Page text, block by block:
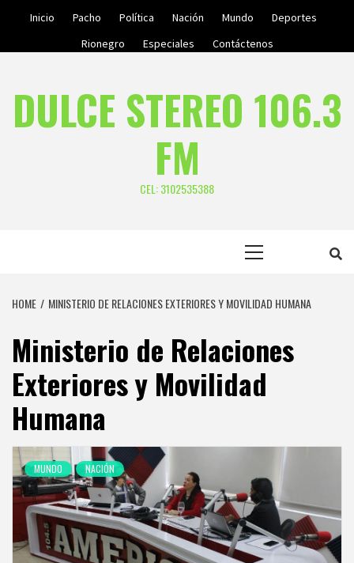
Inicio Pacho Política Nación Mundo
Deportes
Rionegro
Especiales Contáctenos
DULCE STEREO 106.3
FM
CEL: 3102535388
HOME MINISTERIO DE RELACIONES EXTERIORES Y MOVILIDAD HUMANA
Ministerio de Relaciones
Exteriores y Movilidad
Humana
MUNDO NACIÓN